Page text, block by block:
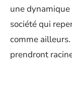
une dynamique
société qui
comme
prendront